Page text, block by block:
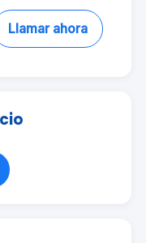
Llamar ahora